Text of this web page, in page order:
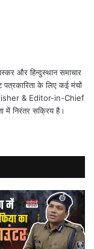
और हिन्दुस्थान समाचार
पत्रकारिता के लिए कई मंचों
& Editor-in-Chief
में निरंतर सक्रिय है।